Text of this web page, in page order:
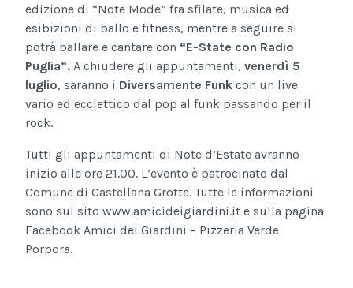
edizione di “Note Mode” fra sfilate, musica ed
esibizioni di ballo e fitness, mentre a seguire si
potrà ballare e cantare con “E-State con Radio
Puglia”. A chiudere gli appuntamenti, venerdì 5
luglio, saranno i Diversamente Funk con un live
vario ed ecclettico dal pop al funk passando per il
rock.
Tutti gli appuntamenti di Note d’Estate avranno
inizio alle ore 21.00. L’evento è patrocinato dal
Comune di Castellana Grotte. Tutte le informazioni
sono sul sito www.amicideigiardini.it e sulla pagina
Facebook Amici dei Giardini – Pizzeria Verde
Porpora.